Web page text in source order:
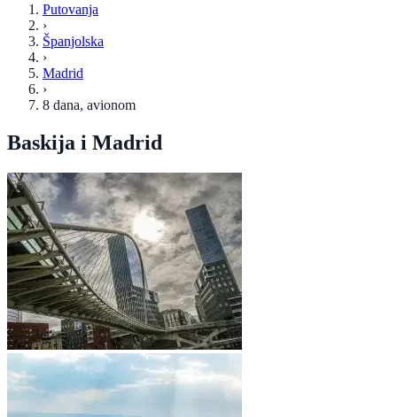
Putovanja
›
Španjolska
›
Madrid
›
8 dana, avionom
Baskija i Madrid